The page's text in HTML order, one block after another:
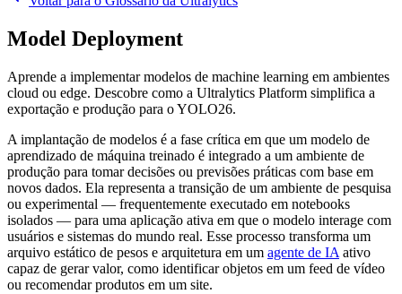
Model Deployment
Aprende a implementar modelos de machine learning em ambientes
cloud ou edge. Descobre como a Ultralytics Platform simplifica a
exportação e produção para o YOLO26.
A implantação de modelos é a fase crítica em que um modelo de
aprendizado de máquina treinado é integrado a um ambiente de
produção para tomar decisões ou previsões práticas com base em
novos dados. Ela representa a transição de um ambiente de pesquisa
ou experimental — frequentemente executado em notebooks
isolados — para uma aplicação ativa em que o modelo interage com
usuários e sistemas do mundo real. Esse processo transforma um
arquivo estático de pesos e arquitetura em um agente de IA ativo
capaz de gerar valor, como identificar objetos em um feed de vídeo
ou recomendar produtos em um site.